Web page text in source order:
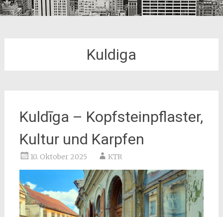
Kuldiga
Kuldīga – Kopfsteinpflaster,
Kultur und Karpfen
10. Oktober 2025 KTR